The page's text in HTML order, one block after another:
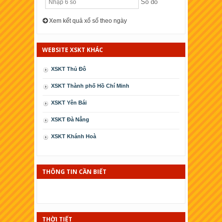
Số dò
Xem kết quả xổ số theo ngày
WEBSITE XSKT KHÁC
XSKT Thủ Đô
XSKT Thành phố Hồ Chí Minh
XSKT Yên Bái
XSKT Ðà Nẳng
XSKT Khánh Hoà
XSKT Phú Yên
XSKT Ninh Thuận
THÔNG TIN CẦN BIẾT
THỜI TIẾT